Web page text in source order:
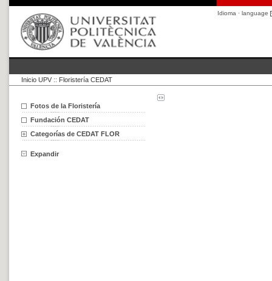
Idioma · language
Inicio UPV :: Floristería CEDAT
Fotos de la Floristería
Fundación CEDAT
Categorías de CEDAT FLOR
Expandir